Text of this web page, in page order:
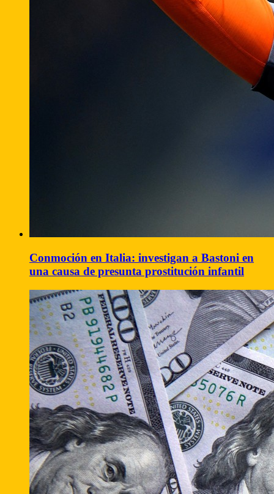
Conmoción en Italia: investigan a Bastoni en
una causa de presunta prostitución infantil